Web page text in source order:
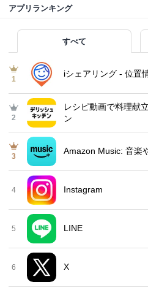
アプリランキング
すべて
1
iシェアリング - 位置
2
レシピ動画で料理献
ン
3
Amazon Music: 音楽
4 Instagram
5 LINE
6 X